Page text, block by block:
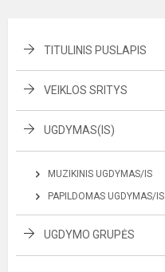
TITULINIS PUSLAPIS
VEIKLOS SRITYS
UGDYMAS(IS)
MUZIKINIS UGDYMAS/IS
PAPILDOMAS UGDYMAS/IS
UGDYMO GRUPĖS